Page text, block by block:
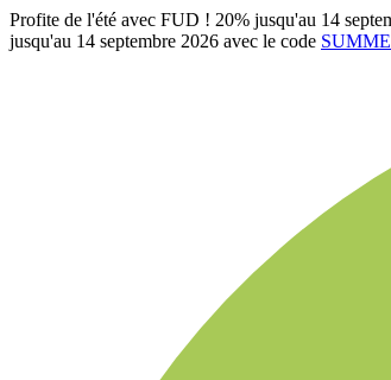
Profite de l'été avec FUD ! 20% jusqu'au 14
jusqu'au 14 septembre 2026 avec le code